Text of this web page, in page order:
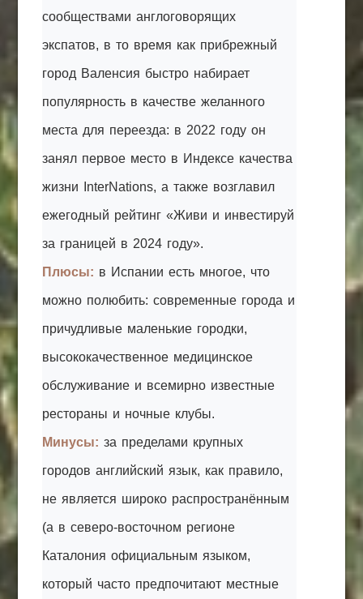
сообществами англоговорящих
экспатов, в то время как прибрежный
город Валенсия быстро набирает
популярность в качестве желанного
места для переезда: в 2022 году он
занял первое место в Индексе качества
жизни InterNations, а также возглавил
ежегодный рейтинг «Живи и инвестируй
за границей в 2024 году».
Плюсы: в Испании есть многое, что
можно полюбить: современные города и
причудливые маленькие городки,
высококачественное медицинское
обслуживание и всемирно известные
рестораны и ночные клубы.
Минусы: за пределами крупных
городов английский язык, как правило,
не является широко распространённым
(а в северо-восточном регионе
Каталония официальным языком,
который часто предпочитают местные